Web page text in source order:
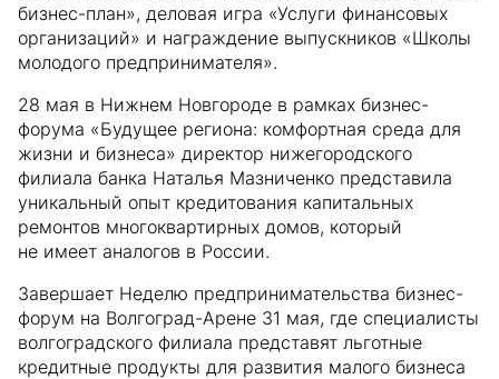
бизнес-план», деловая игра «Услуги финансовых
организаций» и награждение выпускников «Школы
молодого предпринимателя».
28 мая в Нижнем Новгороде в рамках бизнес-
форума «Будущее региона: комфортная среда для
жизни и бизнеса» директор нижегородского
филиала банка Наталья Мазниченко представила
уникальный опыт кредитования капитальных
ремонтов многоквартирных домов, который
не имеет аналогов в России.
Завершает Неделю предпринимательства бизнес-
форум на Волгоград-Арене 31 мая, где специалисты
волгоградского филиала представят льготные
кредитные продукты для развития малого бизнеса